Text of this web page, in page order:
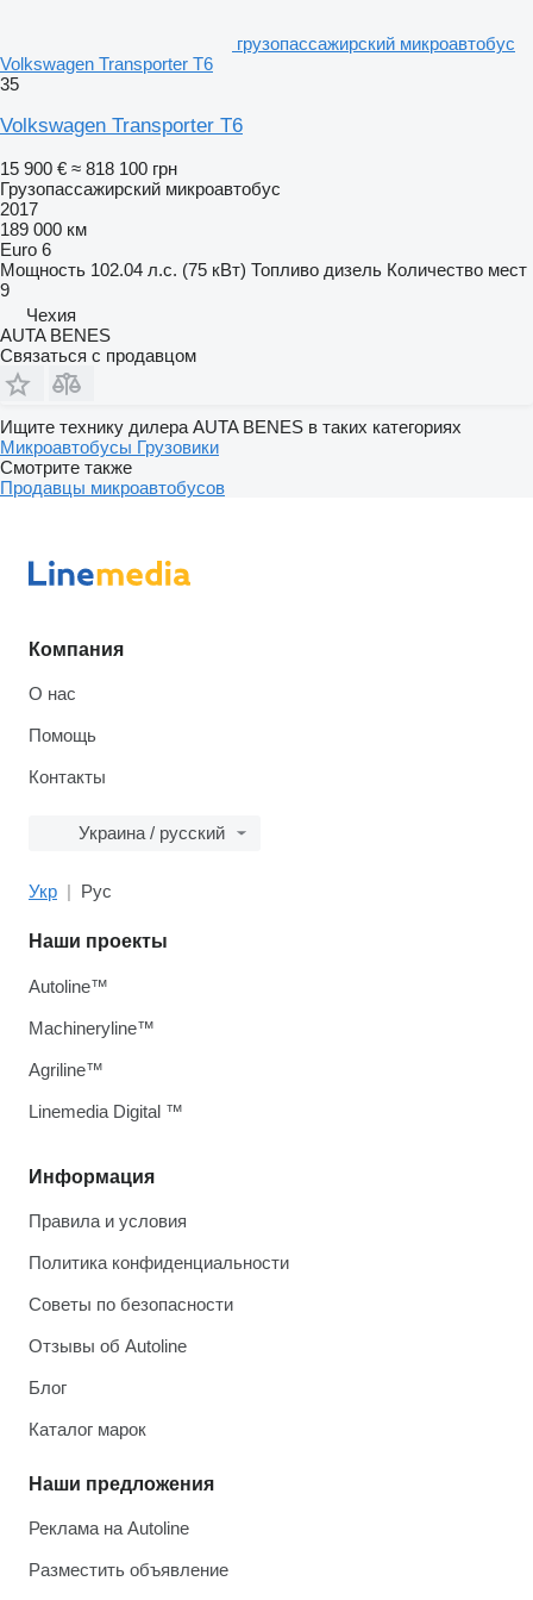
грузопассажирский микроавтобус
Volkswagen Transporter T6
35
Volkswagen Transporter T6
15 900 € ≈ 818 100 грн
Грузопассажирский микроавтобус
2017
189 000 км
Euro 6
Мощность 102.04 л.с. (75 кВт) Топливо дизель Количество мест
9
Чехия
AUTA BENES
Связаться с продавцом
Ищите технику дилера AUTA BENES в таких категориях
Микроавтобусы Грузовики
Смотрите также
Продавцы микроавтобусов
Компания
О нас
Помощь
Контакты
Украина / русский
Укр Рус
Информация
Правила и условия
Политика конфиденциальности
Советы по безопасности
Отзывы об Autoline
Блог
Каталог марок
Наши предложения
Реклама на Autoline
Разместить объявление
Наши проекты
Autoline™
Machineryline™
Agriline™
Linemedia Digital ™